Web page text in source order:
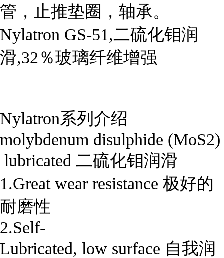
管，止推垫圈，轴承。
Nylatron GS-51,二硫化钼润
滑,32％玻璃纤维增强
Nylatron系列介绍
molybdenum disulphide (MoS2)
lubricated 二硫化钼润滑
1.Great wear resistance 极好的
耐磨性
2.Self-
Lubricated, low surface 自我润